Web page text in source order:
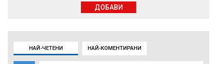
НАЙ-ЧЕТЕНИ НАЙ-КОМЕНТИРАНИ
ДОБАВИ